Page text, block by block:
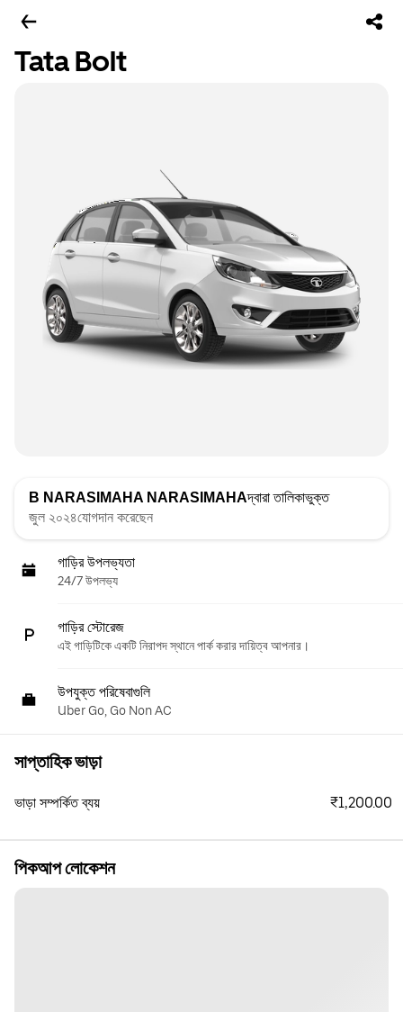
Tata Bolt
B NARASIMAHA NARASIMAHAদ্বারা তালিকাভুক্ত
জুল ২০২৪যোগদান করেছেন
গাড়ির উপলভ্যতা
24/7 উপলভ্য
গাড়ির স্টোরেজ
এই গাড়িটিকে একটি নিরাপদ স্থানে পার্ক করার দায়িত্ব আপনার।
উপযুক্ত পরিষেবাগুলি
Uber Go, Go Non AC
সাপ্তাহিক ভাড়া
ভাড়া সম্পর্কিত ব্যয় ₹1,200.00
পিকআপ লোকেশন